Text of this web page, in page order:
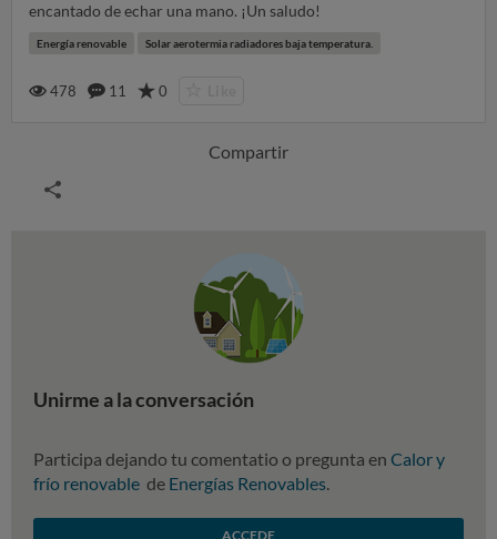
encantado de echar una mano. ¡Un saludo!
Energía renovable Solar aerotermia radiadores baja temperatura.
478 11 0
Compartir
Unirme a la conversación
Participa dejando tu comentatio o pregunta en Calor y
frío renovable de Energías Renovables.
ACCEDE